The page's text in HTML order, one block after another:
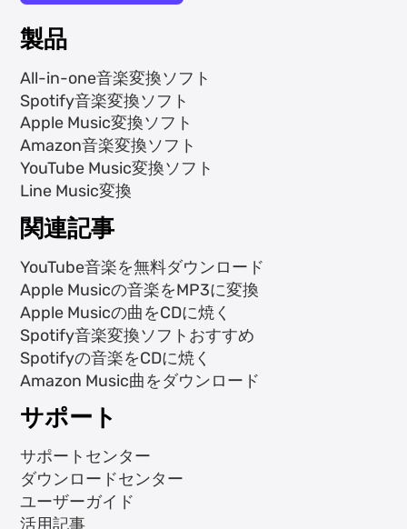
製品
All-in-one音楽変換ソフト
Spotify音楽変換ソフト
Apple Music変換ソフト
Amazon音楽変換ソフト
YouTube Music変換ソフト
Line Music変換
関連記事
YouTube音楽を無料ダウンロード
Apple Musicの音楽をMP3に変換
Apple Musicの曲をCDに焼く
Spotify音楽変換ソフトおすすめ
Spotifyの音楽をCDに焼く
Amazon Music曲をダウンロード
サポート
サポートセンター
ダウンロードセンター
ユーザーガイド
活用記事